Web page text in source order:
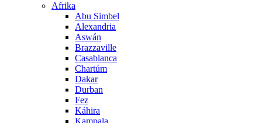
Afrika
Abu Simbel
Alexandria
Aswán
Brazzaville
Casablanca
Chartúm
Dakar
Durban
Fez
Káhira
Kampala